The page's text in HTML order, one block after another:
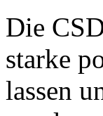
Die
starke
lassen